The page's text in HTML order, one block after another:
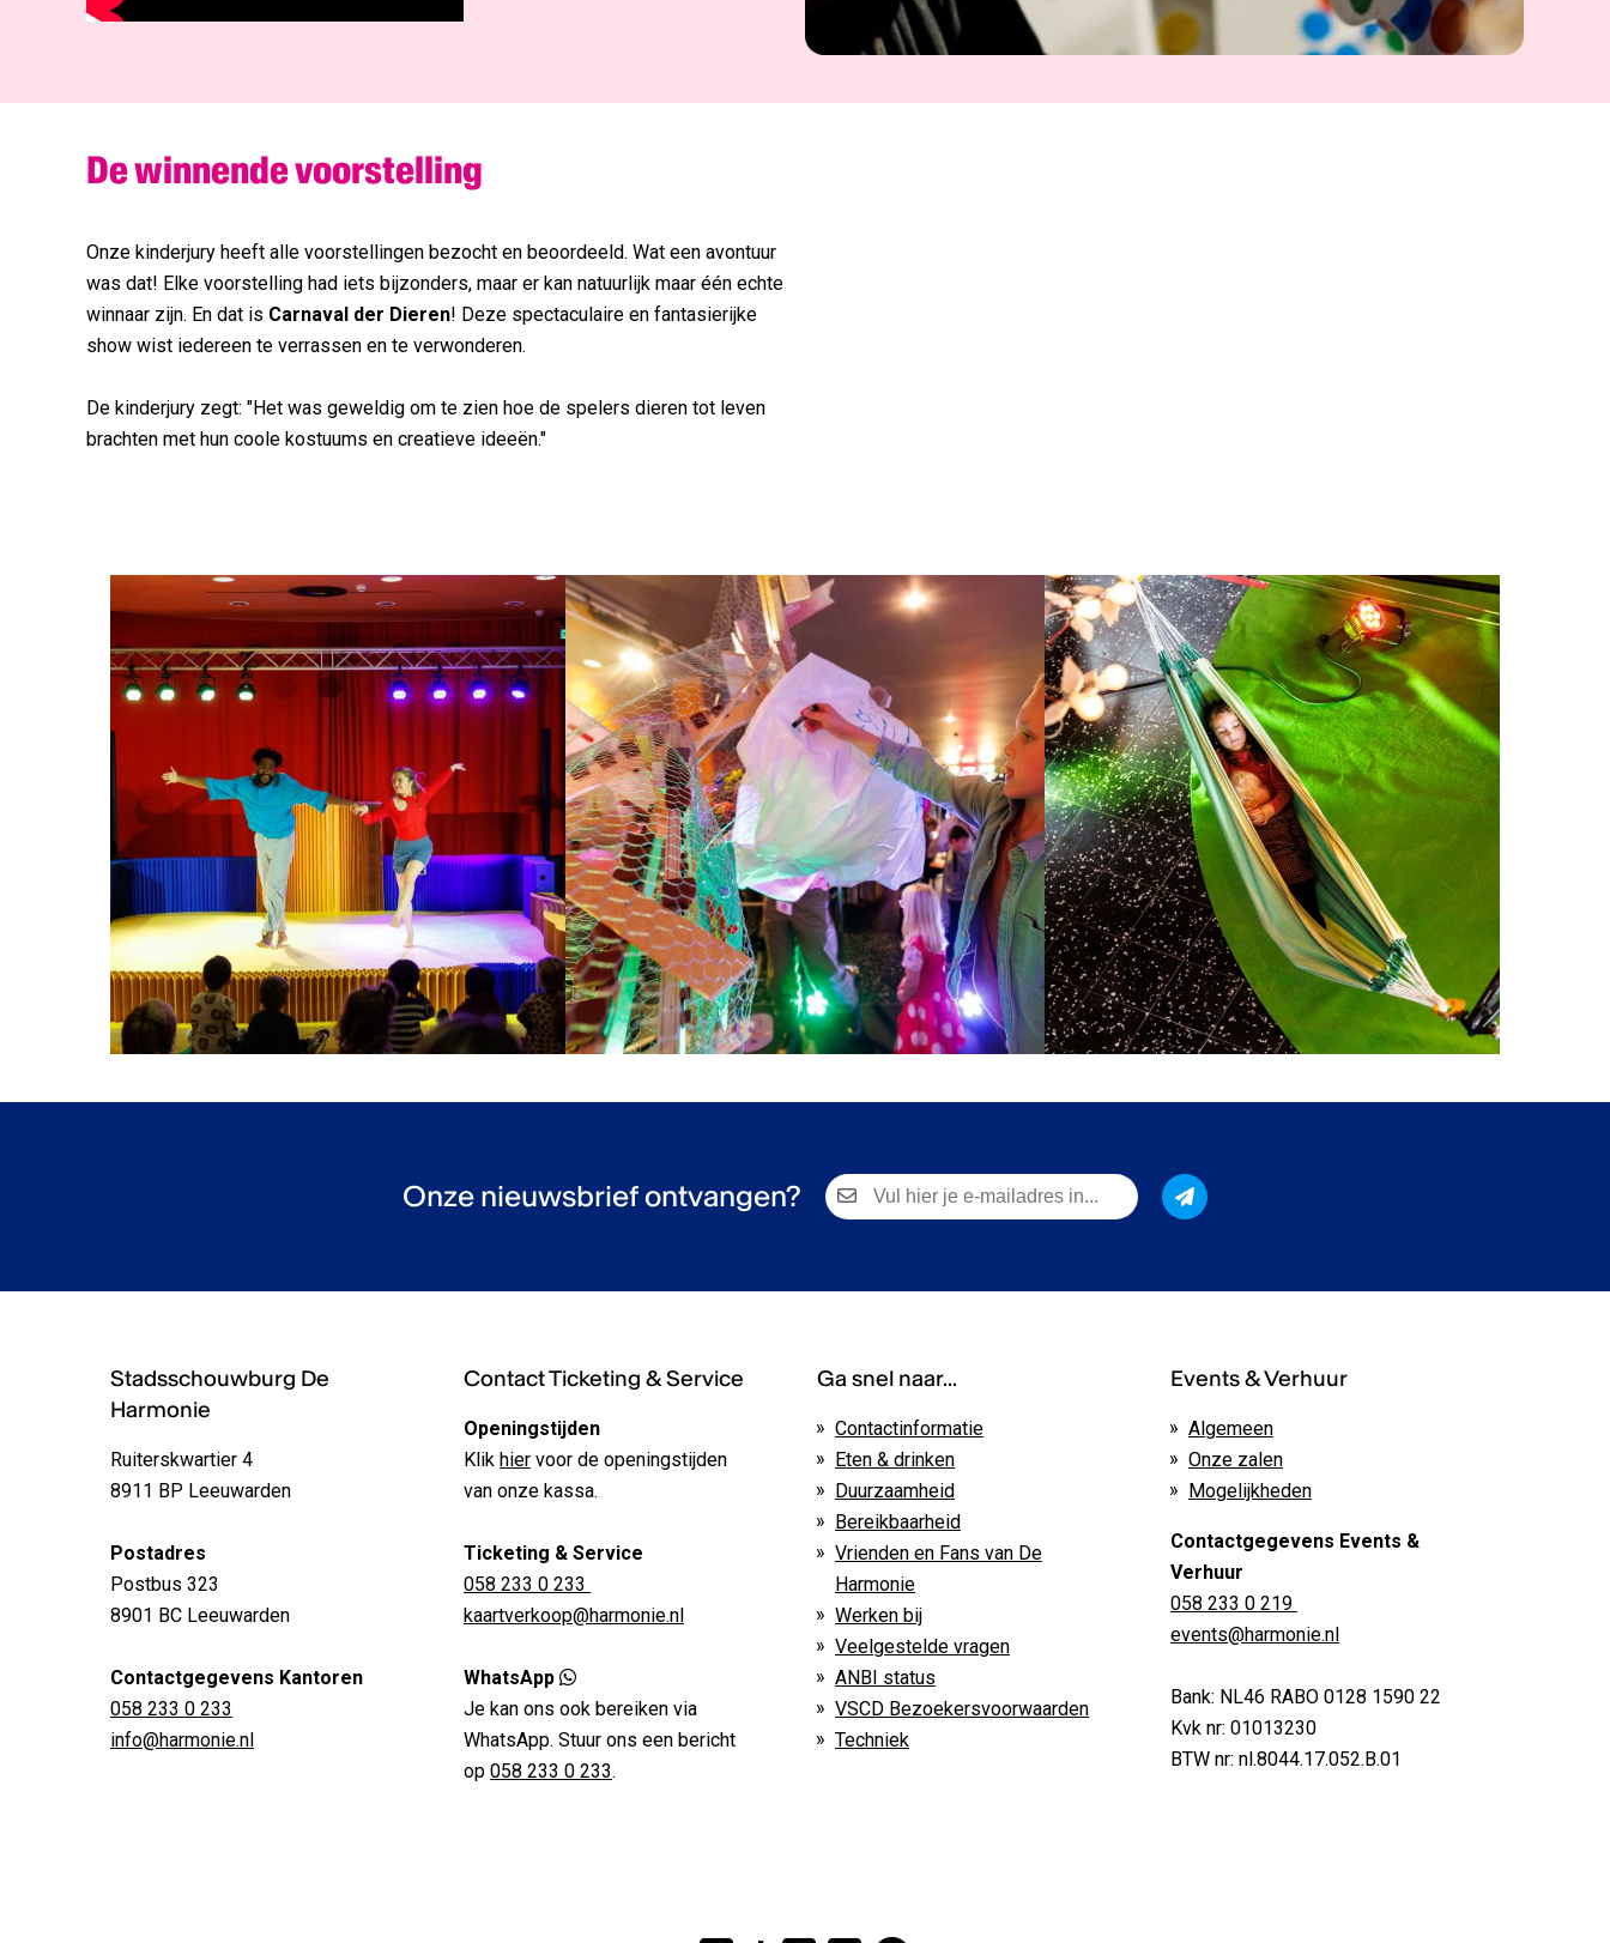
De winnende voorstelling
Onze kinderjury heeft alle voorstellingen bezocht en beoordeeld. Wat een avontuur
was dat! Elke voorstelling had iets bijzonders, maar er kan natuurlijk maar één echte
winnaar zijn. En dat is Carnaval der Dieren! Deze spectaculaire en fantasierijke
show wist iedereen te verrassen en te verwonderen.
De kinderjury zegt: "Het was geweldig om te zien hoe de spelers dieren tot leven
brachten met hun coole kostuums en creatieve ideeën."
Onze nieuwsbrief ontvangen?
Stadsschouwburg De
Harmonie
Ruiterskwartier 4
8911 BP Leeuwarden
Postadres
Postbus 323
8901 BC Leeuwarden
Contactgegevens Kantoren
058 233 0 233
info@harmonie.nl
Contact Ticketing & Service
Openingstijden
Klik hiervoor de openingstijden
van onze kassa.
Ticketing & Service
058 233 0 233
kaartverkoop@harmonie.nl
WhatsApp
Je kan ons ook bereiken via
WhatsApp. Stuur ons een bericht
op 058 233 0 233.
Ga snel naar...
Contactinformatie
Eten & drinken
Duurzaamheid
Bereikbaarheid
Vrienden en Fans van De
Harmonie
Werken bij
Veelgestelde vragen
ANBI status
VSCD Bezoekersvoorwaarden
Techniek
Events & Verhuur
Algemeen
Onze zalen
Mogelijkheden
Contactgegevens Events &
Verhuur
058 233 0 219
events@harmonie.nl
Bank: NL46 RABO 0128 1590 22
Kvk nr: 01013230
BTW nr: nl.8044.17.052.B.01